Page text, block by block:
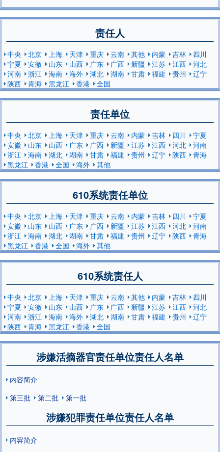
责任人
中央 北京 上海 天津 重庆 云南 其他 内蒙 吉林
四川
宁夏
安徽 山东 山西 广东 广西 新疆 江苏 江西
河北
河南
浙江 海南 海外 湖北 湖南 甘肃 福建 贵州
辽宁
陕西
青海 黑龙江 香港 全国
责任单位
中央 北京 上海 天津 重庆 云南 内蒙 吉林 四川
宁夏
安徽
山东 山西 广东 广西 新疆 江苏 江西 河北
河南
浙江
海南 湖北 湖南 甘肃 福建 贵州 辽宁 陕西
青海
黑龙江
香港 全国 海外 其他
610系统责任单位
中央 北京 上海 天津 重庆 云南 内蒙 吉林 四川
宁夏
安徽
山东 山西 广东 广西 新疆 江苏 江西 河北
河南
浙江
海南 湖北 湖南 甘肃 福建 贵州 辽宁 陕西
青海
黑龙江
香港 全国 海外 其他
610系统责任人
中央 北京 上海 天津 重庆 云南 其他 内蒙 吉林
四川
宁夏
安徽 山东 山西 广东 广西 新疆 江苏 江西
河北
河南
浙江 海南 海外 湖北 湖南 甘肃 福建 贵州
辽宁
陕西
青海 黑龙江 香港 全国
涉嫌活摘器官责任单位责任人名单
内容简介
第三批
第二批 第一批
涉嫌犯罪责任单位责任人名单
内容简介